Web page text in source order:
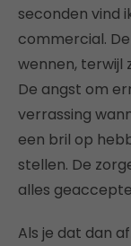
seconden vind
commercial.
wennen, terwijl
De angst om
verrassing
een bril op
stellen. De
alles
Als je dat dan